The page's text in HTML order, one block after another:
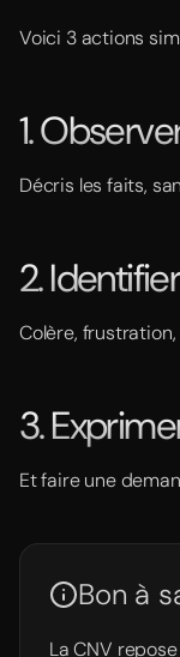
Voici 3 actions
1.
Décris les faits,
2.
Colère,
3.
Et faire une
Bon à
La CNV